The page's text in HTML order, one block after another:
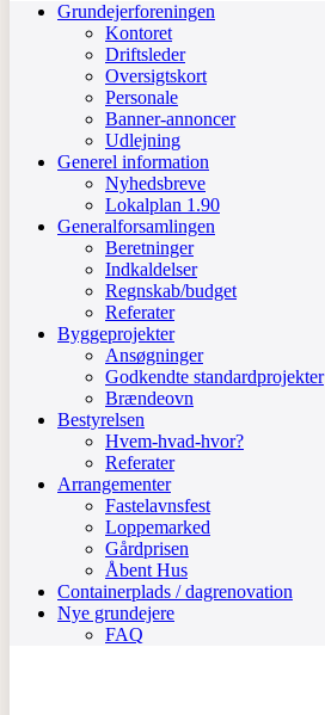
Grundejerforeningen
Kontoret
Driftsleder
Oversigtskort
Personale
Banner-annoncer
Udlejning
Generel information
Nyhedsbreve
Lokalplan 1.90
Generalforsamlingen
Beretninger
Indkaldelser
Regnskab/budget
Referater
Byggeprojekter
Ansøgninger
Godkendte standardprojekter
Brændeovn
Bestyrelsen
Hvem-hvad-hvor?
Referater
Arrangementer
Fastelavnsfest
Loppemarked
Gårdprisen
Åbent Hus
Containerplads / dagrenovation
Nye grundejere
FAQ